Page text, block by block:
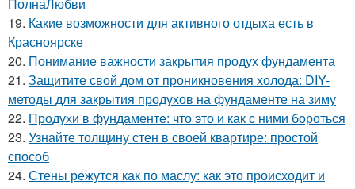
19. Какие возможности для активного отдыха есть в
Красноярске
20. Понимание важности закрытия продух фундамента
21. Защитите свой дом от проникновения холода: DIY-
методы для закрытия продухов на фундаменте на зиму
22. Продухи в фундаменте: что это и как с ними бороться
23. Узнайте толщину стен в своей квартире: простой
способ
24. Стены режутся как по маслу: как это происходит и